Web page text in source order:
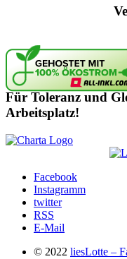
Für Toleranz und
Arbeitsplatz!
Facebook
Instagramm
twitter
RSS
E-Mail
© 2022 liesLotte –